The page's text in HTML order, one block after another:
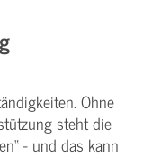
Ohne
steht die
- und das kann